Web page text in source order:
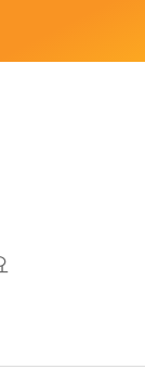
입장 팔찌 색